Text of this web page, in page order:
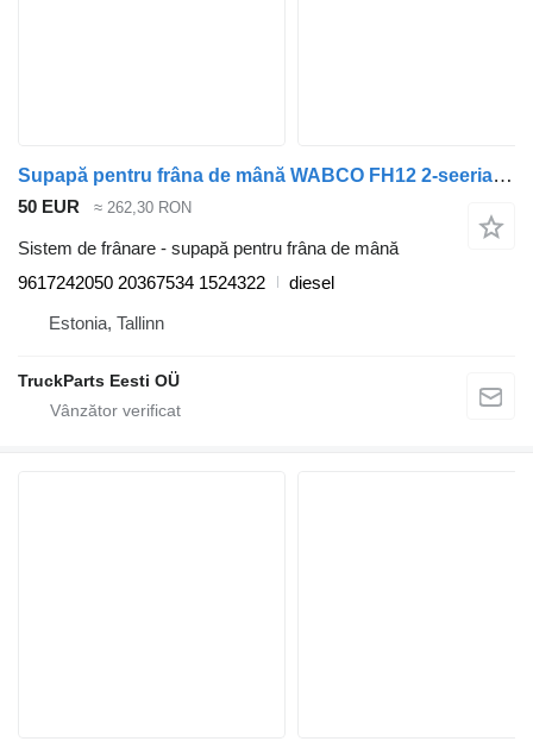
Supapă pentru frâna de mână WABCO FH12 2-seeria (01.02-) 9617242050 pentru cap tractor Volvo FH12, FH16, NH12, FH, VNL780 (1993-2014)
50 EUR ≈ 262,30 RON
Sistem de frânare - supapă pentru frâna de mână
9617242050 20367534 1524322
diesel
Estonia, Tallinn
TruckParts Eesti OÜ